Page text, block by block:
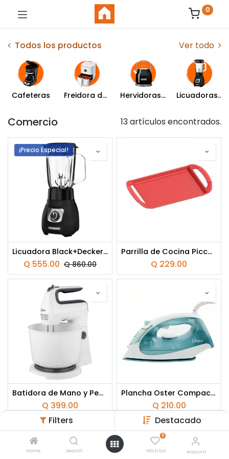
Filters Destacado
Home Search
0
Wishlist Account
0
Todos los productos Ver todo
Cafeteras Freidora de Aire Hervidoras y Percoladoras Licuadoras y Batidoras
Comercio 13 artículos encontrados.
¡Precio Especial!
Licuadora Black+Decker Cyclone 2 Velocidades Jarra de vidrio 1,5 Lt negro
Q 555.00 Q860.00
Parrilla de Cocina Picca Da Vinci Mármol Rojo
Q 229.00
Batidora de Mano y Pedestal Oster 6 Velocidades Tazón de 3.7Lt Blanco
Q 399.00
Plancha Oster Compacta para Ropa de Vapor Suela Antiadherente Menta
Q 210.00